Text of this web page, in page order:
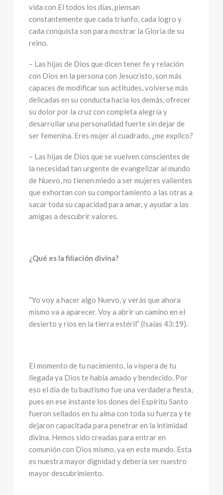
vida con El todos los días, piensan
constantemente que cada triunfo, cada logro y
cada conquista son para mostrar la Gloria de su
reino.
– Las hijas de Dios que dicen tener fe y relación
con Dios en la persona con Jesucristo, son más
capaces de modificar sus actitudes, volverse más
delicadas en su conducta hacia los demás, ofrecer
su dolor por la cruz con completa alegría y
desarrollar una personalidad fuerte sin dejar de
ser femenina. Eres mujer al cuadrado, ¿me explico?
– Las hijas de Dios que se vuelven conscientes de
la necesidad tan urgente de evangelizar al mundo
de Nuevo, no tienen miedo a ser mujeres valientes
que exhortan con su comportamiento a las otras a
sacar toda su capacidad para amar, y ayudar a las
amigas a descubrir valores.
¿Qué es la filiación divina?
“Yo voy a hacer algo Nuevo, y verás que ahora
mismo va a aparecer. Voy a abrir un camino en el
desierto y ríos en la tierra estéril” (Isaías 43:19).
El momento de tu nacimiento, la víspera de tu
llegada ya Dios te había amado y bendecido. Por
eso el día de tu bautismo fue una verdadera fiesta,
pues en ese instante los dones del Espíritu Santo
fueron sellados en tu alma con toda su fuerza y te
dejaron capacitada para penetrar en la intimidad
divina. Hemos sido creadas para entrar en
comunión con Dios mismo, ya en este mundo. Esta
es nuestra mayor dignidad y debería ser nuestro
mayor descubrimiento.